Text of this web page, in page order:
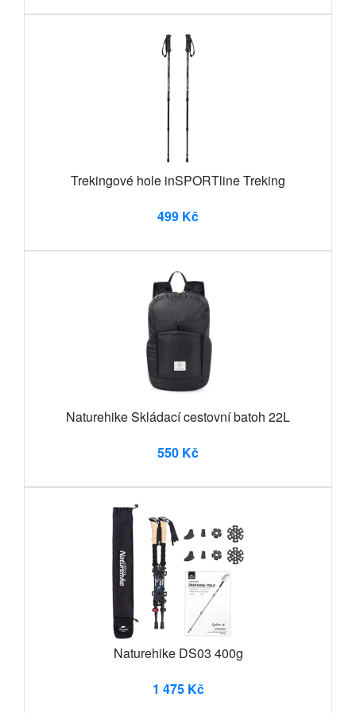
Trekingové hole inSPORTline Treking
499 Kč
Naturehike Skládací cestovní batoh 22L
550 Kč
Naturehike DS03 400g
1 475 Kč